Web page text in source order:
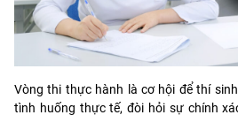
Vòng thi thực hành là cơ hội để thí
tình huống thực tế, đòi hỏi sự chính